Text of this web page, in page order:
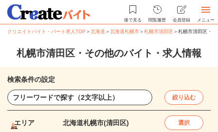
後で見る 閲覧履歴 会員登録 メニュー
クリエイトバイト・パート求人TOP ＞北海道 ＞北海道札幌市＞札幌市清田区＞札幌市清田区・
札幌市清田区・その他のバイト・求人情報
検索条件の設定
絞り込む
エリア 北海道札幌市(清田区) 選択